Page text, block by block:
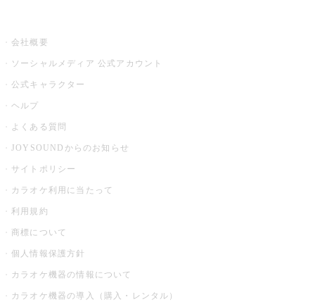
会社概要
ソーシャルメディア 公式アカウント
公式キャラクター
ヘルプ
よくある質問
JOYSOUNDからのお知らせ
サイトポリシー
カラオケ利用に当たって
利用規約
商標について
個人情報保護方針
カラオケ機器の情報について
カラオケ機器の導入（購入・レンタル）